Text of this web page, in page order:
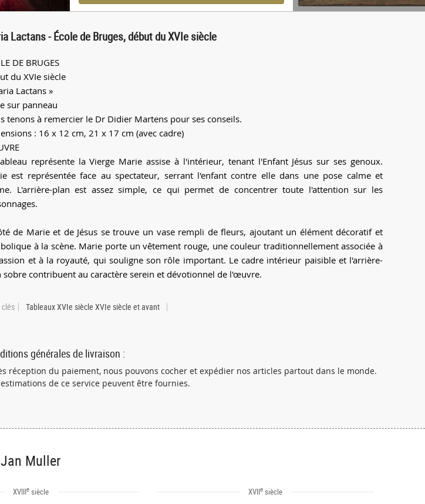
Lactans - École de Bruges, début du XVIe siècle
DE BRUGES
du XVIe siècle
Lactans »
sur panneau
tenons à remercier le Dr Didier Martens pour ses conseils.
: 16 x 12 cm, 21 x 17 cm (avec cadre)
représente la Vierge Marie assise à l'intérieur, tenant l'Enfant Jésus sur ses genoux.
est représentée face au spectateur, serrant l'enfant contre elle dans une pose calme et
L'arrière-plan est assez simple, ce qui permet de concentrer toute l'attention sur les
de Marie et de Jésus se trouve un vase rempli de fleurs, ajoutant un élément décoratif et
à la scène. Marie porte un vêtement rouge, une couleur traditionnellement associée à
et à la royauté, qui souligne son rôle important. Le cadre intérieur paisible et l'arrière-
sobre contribuent au caractère serein et dévotionnel de l'œuvre.
Tableaux XVIe siècle XVIe siècle et avant
générales de livraison :
réception du paiement, nous pouvons cocher et expédier nos articles partout dans le monde.
estimations de ce service peuvent être fournies.
Jan Muller
XVIIIesiècle XVIIe siècle